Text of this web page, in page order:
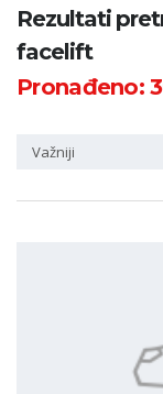
Kategorija
Županija
Rezultati
facelift
Pronađeno:
Važniji